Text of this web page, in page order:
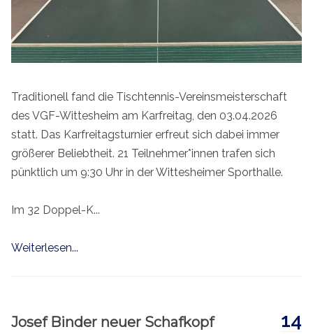
Traditionell fand die Tischtennis-Vereinsmeisterschaft
des VGF-Wittesheim am Karfreitag, den 03.04.2026
statt. Das Karfreitagsturnier erfreut sich dabei immer
größerer Beliebtheit. 21 Teilnehmer*innen trafen sich
pünktlich um 9:30 Uhr in der Wittesheimer Sporthalle.
Im 32 Doppel-K...
Weiterlesen...
14
Josef Binder neuer Schafkopf